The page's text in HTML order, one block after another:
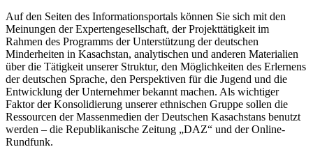
Auf den Seiten des Informationsportals können Sie sich mit den
Meinungen der Expertengesellschaft, der Projekttätigkeit im
Rahmen des Programms der Unterstützung der deutschen
Minderheiten in Kasachstan, analytischen und anderen Materialien
über die Tätigkeit unserer Struktur, den Möglichkeiten des Erlernens
der deutschen Sprache, den Perspektiven für die Jugend und die
Entwicklung der Unternehmer bekannt machen. Als wichtiger
Faktor der Konsolidierung unserer ethnischen Gruppe sollen die
Ressourcen der Massenmedien der Deutschen Kasachstans benutzt
werden – die Republikanische Zeitung „DAZ“ und der Online-
Rundfunk.